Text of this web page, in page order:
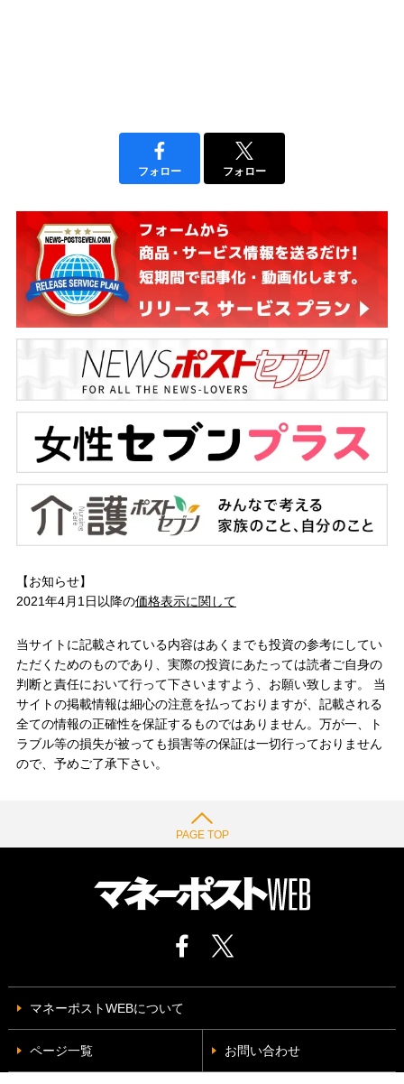
フォロー フォロー
【お知らせ】
2021年4月1日以降の価格表示に関して
当サイトに記載されている内容はあくまでも投資の参考にしてい
ただくためのものであり、実際の投資にあたっては読者ご自身の
判断と責任において行って下さいますよう、お願い致します。 当
サイトの掲載情報は細心の注意を払っておりますが、記載される
全ての情報の正確性を保証するものではありません。万が一、ト
ラブル等の損失が被っても損害等の保証は一切行っておりません
ので、予めご了承下さい。
PAGE TOP
マネーポストWEBについて
ページ一覧 お問い合わせ